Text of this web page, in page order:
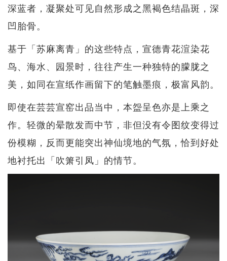
深蓝者，凝聚处可见自然形成之黑褐色结晶斑，深
凹胎骨。
基于「苏麻离青」的这些特点，宣德青花渲染花
鸟、海水、园景时，往往产生一种独特的朦胧之
美，如同在宣纸作画留下的笔触墨痕，极富风韵。
即使在芸芸宣窑出品当中，本盌呈色亦是上乘之
作。轻微的晕散发而中节，非但没有令图纹变得过
份模糊，反而更能突出神仙境地的气氛，恰到好处
地衬托出「吹箫引凤」的情节。